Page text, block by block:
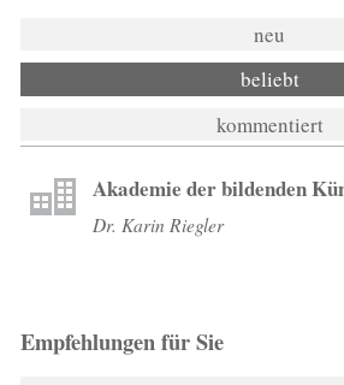
neu
beliebt
kommentiert
Akademie der bildenden
Dr. Karin Riegler
Empfehlungen für Sie